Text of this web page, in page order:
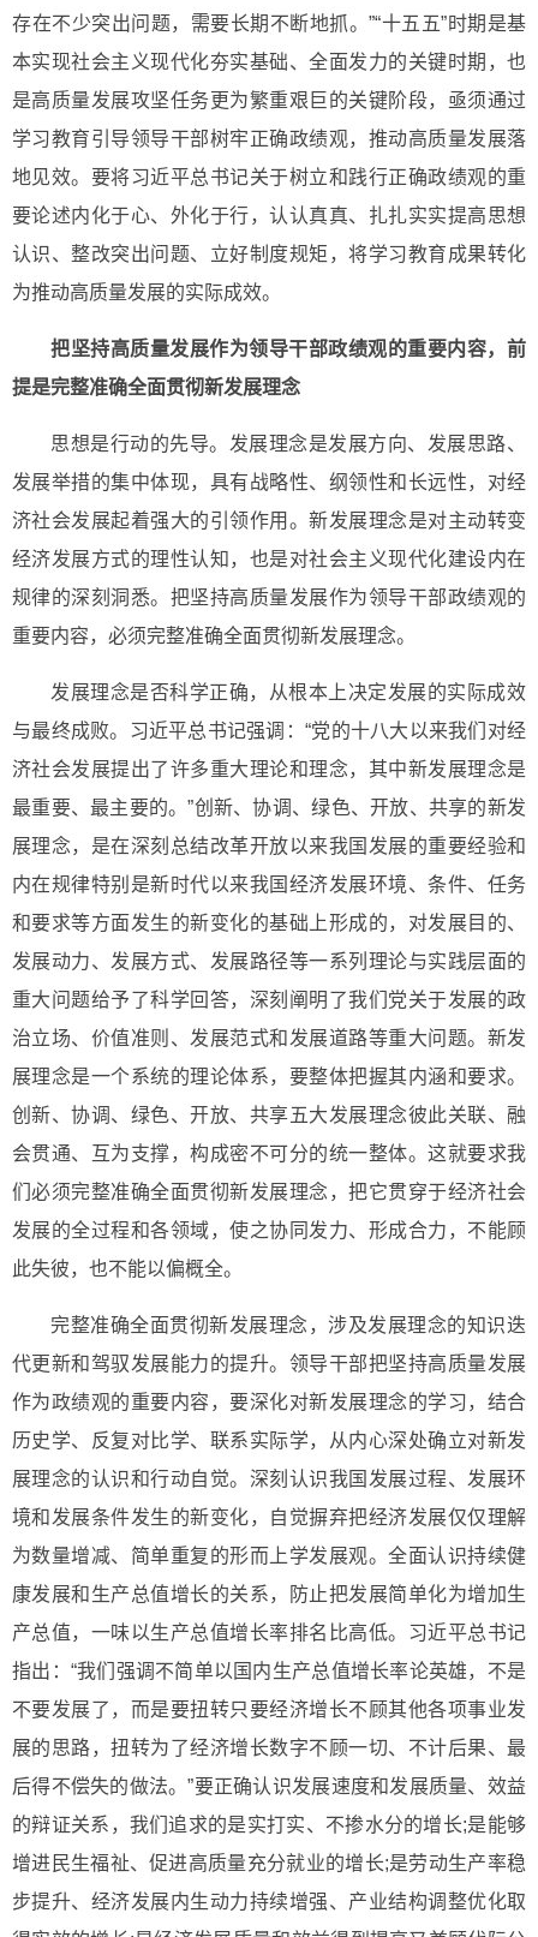
存在不少突出问题，需要长期不断地抓。”“十五五”时期是基
本实现社会主义现代化夯实基础、全面发力的关键时期，也
是高质量发展攻坚任务更为繁重艰巨的关键阶段，亟须通过
学习教育引导领导干部树牢正确政绩观，推动高质量发展落
地见效。要将习近平总书记关于树立和践行正确政绩观的重
要论述内化于心、外化于行，认认真真、扎扎实实提高思想
认识、整改突出问题、立好制度规矩，将学习教育成果转化
为推动高质量发展的实际成效。
把坚持高质量发展作为领导干部政绩观的重要内容，前
提是完整准确全面贯彻新发展理念
思想是行动的先导。发展理念是发展方向、发展思路、
发展举措的集中体现，具有战略性、纲领性和长远性，对经
济社会发展起着强大的引领作用。新发展理念是对主动转变
经济发展方式的理性认知，也是对社会主义现代化建设内在
规律的深刻洞悉。把坚持高质量发展作为领导干部政绩观的
重要内容，必须完整准确全面贯彻新发展理念。
发展理念是否科学正确，从根本上决定发展的实际成效
与最终成败。习近平总书记强调：“党的十八大以来我们对经
济社会发展提出了许多重大理论和理念，其中新发展理念是
最重要、最主要的。”创新、协调、绿色、开放、共享的新发
展理念，是在深刻总结改革开放以来我国发展的重要经验和
内在规律特别是新时代以来我国经济发展环境、条件、任务
和要求等方面发生的新变化的基础上形成的，对发展目的、
发展动力、发展方式、发展路径等一系列理论与实践层面的
重大问题给予了科学回答，深刻阐明了我们党关于发展的政
治立场、价值准则、发展范式和发展道路等重大问题。新发
展理念是一个系统的理论体系，要整体把握其内涵和要求。
创新、协调、绿色、开放、共享五大发展理念彼此关联、融
会贯通、互为支撑，构成密不可分的统一整体。这就要求我
们必须完整准确全面贯彻新发展理念，把它贯穿于经济社会
发展的全过程和各领域，使之协同发力、形成合力，不能顾
此失彼，也不能以偏概全。
完整准确全面贯彻新发展理念，涉及发展理念的知识迭
代更新和驾驭发展能力的提升。领导干部把坚持高质量发展
作为政绩观的重要内容，要深化对新发展理念的学习，结合
历史学、反复对比学、联系实际学，从内心深处确立对新发
展理念的认识和行动自觉。深刻认识我国发展过程、发展环
境和发展条件发生的新变化，自觉摒弃把经济发展仅仅理解
为数量增减、简单重复的形而上学发展观。全面认识持续健
康发展和生产总值增长的关系，防止把发展简单化为增加生
产总值，一味以生产总值增长率排名比高低。习近平总书记
指出：“我们强调不简单以国内生产总值增长率论英雄，不是
不要发展了，而是要扭转只要经济增长不顾其他各项事业发
展的思路，扭转为了经济增长数字不顾一切、不计后果、最
后得不偿失的做法。”要正确认识发展速度和发展质量、效益
的辩证关系，我们追求的是实打实、不掺水分的增长;是能够
增进民生福祉、促进高质量充分就业的增长;是劳动生产率稳
步提升、经济发展内生动力持续增强、产业结构调整优化取